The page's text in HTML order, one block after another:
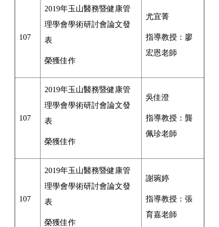
107
2019年玉山醫務暨健康管
理學會學術研討會論文發
表
榮獲佳作
尤宜菁
指導教授： 廖
宏恩老師
107
2019年玉山醫務暨健康管
理學會學術研討會論文發
表
榮獲佳作
吳佳澄
指導教授： 龔
佩珍老師
107
2019年玉山醫務暨健康管
理學會學術研討會論文發
表
榮獲佳作
謝琬婷
指導教授： 張
育嘉老師